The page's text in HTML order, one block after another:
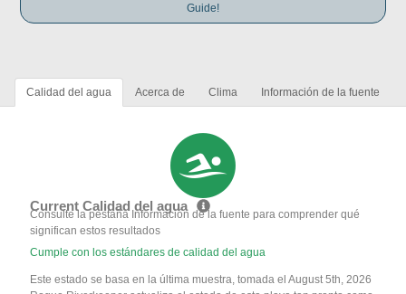
Guide!
Calidad del agua Acerca de Clima Información de la fuente
Current Calidad del agua
Consulte la pestaña Información de la fuente para comprender qué
significan estos resultados
Cumple con los estándares de calidad del agua
Este estado se basa en la última muestra, tomada el August 5th, 2026